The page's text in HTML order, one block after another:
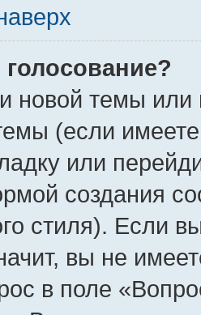
голосование?
новой темы или
(если
или
создания
стиля). Если
вы не
в поле